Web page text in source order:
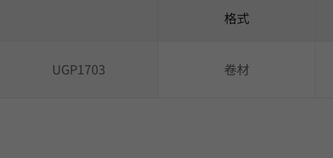
格式
UGP1703 卷材